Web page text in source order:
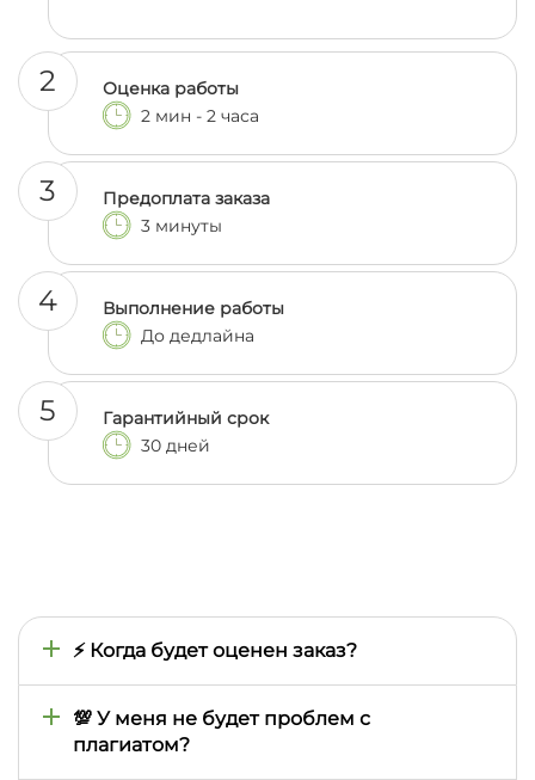
2
Оценка работы
2 мин - 2 часа
3
Предоплата заказа
3 минуты
4
Выполнение работы
До дедлайна
5
Гарантийный срок
30 дней
⚡ Когда будет оценен заказ?
найдем подходящего автора, поэтому оно может
отличаться в зависимости от сложности
💯 У меня не будет проблем с
плагиатом?